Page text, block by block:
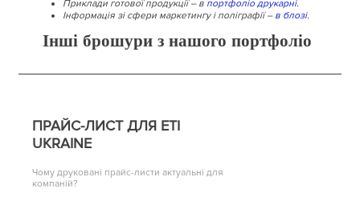
Приклади готової продукції – в портфоліо друкарні.
Інформація зі сфери маркетингу і поліграфії – в блозі.
Інші брошури з нашого портфоліо
ПРАЙС-ЛИСТ ДЛЯ ETI
UKRAINE
Чому друковані прайс-листи актуальні для
компаній?